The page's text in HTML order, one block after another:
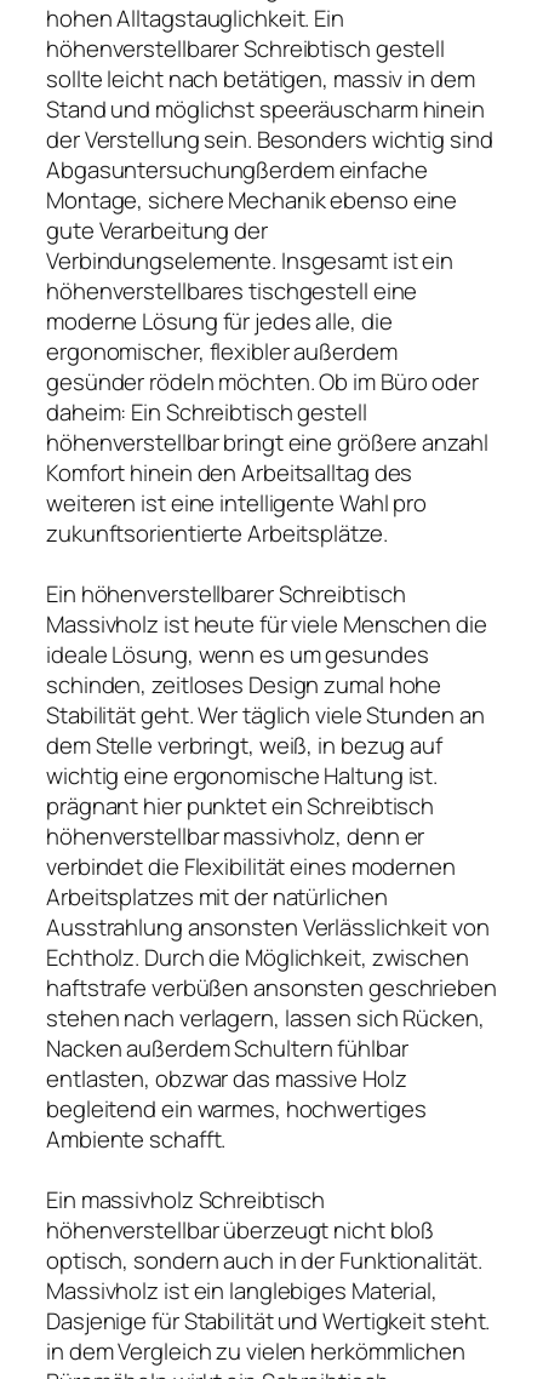
hohen Alltagstauglichkeit. Ein
höhenverstellbarer Schreibtisch gestell
sollte leicht nach betätigen, massiv in dem
Stand und möglichst speeräuscharm hinein
der Verstellung sein. Besonders wichtig sind
Abgasuntersuchungßerdem einfache
Montage, sichere Mechanik ebenso eine
gute Verarbeitung der
Verbindungselemente. Insgesamt ist ein
höhenverstellbares tischgestell eine
moderne Lösung für jedes alle, die
ergonomischer, flexibler außerdem
gesünder rödeln möchten. Ob im Büro oder
daheim: Ein Schreibtisch gestell
höhenverstellbar bringt eine größere anzahl
Komfort hinein den Arbeitsalltag des
weiteren ist eine intelligente Wahl pro
zukunftsorientierte Arbeitsplätze.
Ein höhenverstellbarer Schreibtisch
Massivholz ist heute für viele Menschen die
ideale Lösung, wenn es um gesundes
schinden, zeitloses Design zumal hohe
Stabilität geht. Wer täglich viele Stunden an
dem Stelle verbringt, weiß, in bezug auf
wichtig eine ergonomische Haltung ist.
prägnant hier punktet ein Schreibtisch
höhenverstellbar massivholz, denn er
verbindet die Flexibilität eines modernen
Arbeitsplatzes mit der natürlichen
Ausstrahlung ansonsten Verlässlichkeit von
Echtholz. Durch die Möglichkeit, zwischen
haftstrafe verbüßen ansonsten geschrieben
stehen nach verlagern, lassen sich Rücken,
Nacken außerdem Schultern fühlbar
entlasten, obzwar das massive Holz
begleitend ein warmes, hochwertiges
Ambiente schafft.
Ein massivholz Schreibtisch
höhenverstellbar überzeugt nicht bloß
optisch, sondern auch in der Funktionalität.
Massivholz ist ein langlebiges Material,
Dasjenige für Stabilität und Wertigkeit steht.
in dem Vergleich zu vielen herkömmlichen